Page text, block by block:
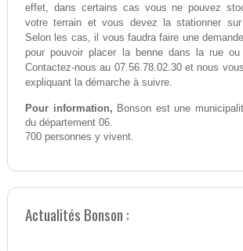
effet, dans certains cas vous ne pouvez
votre terrain et vous devez la stationner
Selon les cas, il vous faudra faire une
pour pouvoir placer la benne dans la rue
Contactez-nous au 07.56.78.02.30 et nous
expliquant la démarche à suivre.
Pour information, Bonson est une
du département 06.
700 personnes y vivent.
Actualités Bonson :